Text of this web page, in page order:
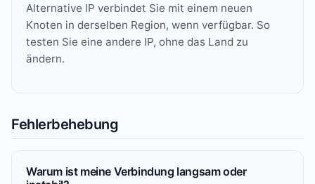
Alternative IP verbindet Sie mit einem neuen
Knoten in derselben Region, wenn verfügbar. So
testen Sie eine andere IP, ohne das Land zu
ändern.
Fehlerbehebung
Warum ist meine Verbindung langsam oder